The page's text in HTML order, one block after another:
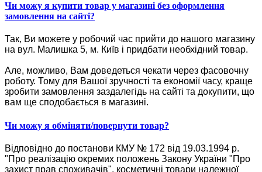
Чи можу я купити товар у магазині без оформлення
замовлення на сайті?
Так, Ви можете у робочий час прийти до нашого магазину
на вул. Малишка 5, м. Київ і придбати необхідний товар.
Але, можливо, Вам доведеться чекати через фасовочну
роботу. Тому для Вашої зручності та економії часу, краще
зробити замовлення заздалегідь на сайті та докупити, що
вам ще сподобається в магазині.
Чи можу я обміняти/повернути товар?
Відповідно до постанови КМУ № 172 від 19.03.1994 р.
"Про реалізацію окремих положень Закону України "Про
захист прав споживачів", косметичні товари належної